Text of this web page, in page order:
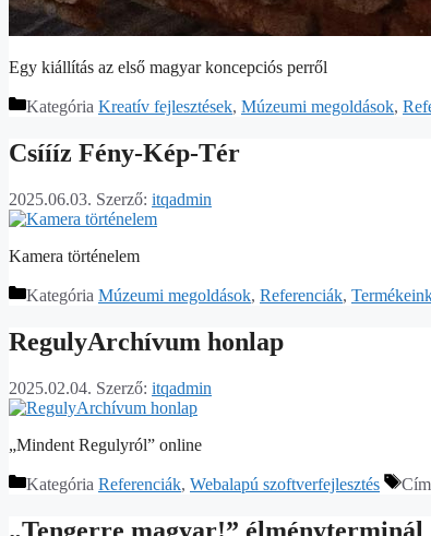
Egy kiállítás az első magyar koncepciós perről
Kategória Kreatív fejlesztések, Múzeumi megoldások,
Csíííz Fény-Kép-Tér
2025.06.03. Szerző: itqadmin
Kamera történelem
Kategória Múzeumi megoldások, Referenciák,
RegulyArchívum honlap
2025.02.04. Szerző: itqadmin
„Mindent Regulyról” online
Kategória Referenciák, Webalapú szoftverfejlesztés
„Tengerre magyar!” élményterminál